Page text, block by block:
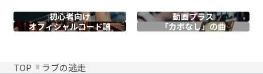
初心者向け
動画プラス
オフィシャルコード譜 「カポなし」の曲
TOP ラブの逃走